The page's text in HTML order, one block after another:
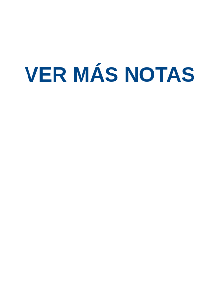
VER MÁS NOTAS